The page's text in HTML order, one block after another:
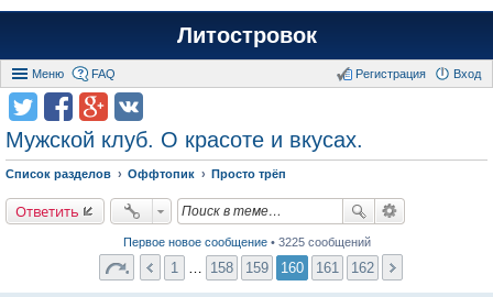
Литостровок
Меню FAQ Вход
Регистрация
Мужской клуб. О красоте и вкусах.
Список разделов Оффтопик Просто трёп
Ответить
Первое новое сообщение• 3225 сообщений
1 158 159 160 161 162